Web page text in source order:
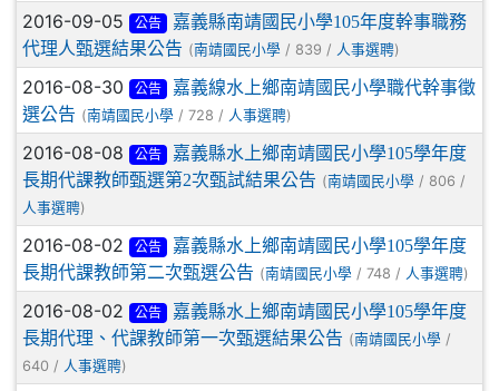
2016-09-05 公告
嘉義縣南靖國民小學105年度幹事職務
代理人甄選結果公告 (南靖國民小學 / 839 / 人事選聘)
2016-08-30 公告
嘉義線水上鄉南靖國民小學職代幹事徵
選公告 (南靖國民小學 / 728 / 人事選聘)
2016-08-08 公告
嘉義縣水上鄉南靖國民小學105學年度
長期代課教師甄選第2次甄試結果公告 (南靖國民小學 / 806 /
人事選聘)
2016-08-02 公告
嘉義縣水上鄉南靖國民小學105學年度
長期代課教師第二次甄選公告 (南靖國民小學 / 748 / 人事選聘)
2016-08-02 公告
嘉義縣水上鄉南靖國民小學105學年度
長期代理、代課教師第一次甄選結果公告 (南靖國民小學 /
640 / 人事選聘)